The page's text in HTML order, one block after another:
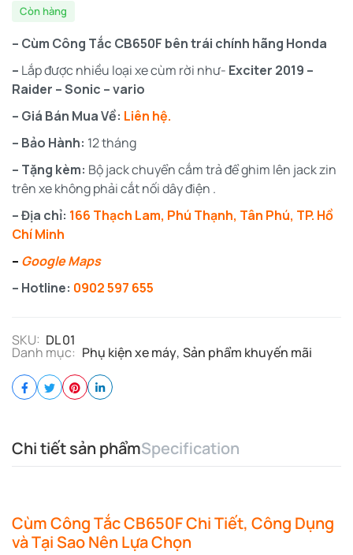
Còn hàng
– Cùm Công Tắc CB650F bên trái chính hãng Honda
– Lắp được nhiều loại xe cùm rời như- Exciter 2019 –
Raider – Sonic – vario
– Giá Bán Mua Về: Liên hệ.
– Bảo Hành: 12 tháng
– Tặng kèm: Bộ jack chuyển cắm trả để ghim lên jack zin
trên xe không phải cắt nối dây điện .
– Địa chỉ: 166 Thạch Lam, Phú Thạnh, Tân Phú, TP. Hồ
Chí Minh
– Google Maps
– Hotline: 0902 597 655
SKU: DL 01
Danh mục: Phụ kiện xe máy, Sản phẩm khuyến mãi
Chi tiết sản phẩmSpecification
Cùm Công Tắc CB650F Chi Tiết, Công Dụng
và Tại Sao Nên Lựa Chọn